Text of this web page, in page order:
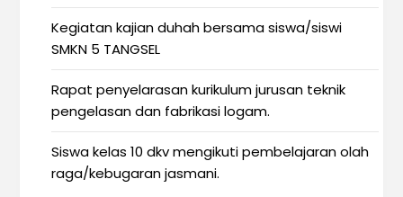
Kegiatan kajian duhah bersama siswa/siswi
SMKN 5 TANGSEL
Rapat penyelarasan kurikulum jurusan teknik
pengelasan dan fabrikasi logam.
Siswa kelas 10 dkv mengikuti pembelajaran olah
raga/kebugaran jasmani.